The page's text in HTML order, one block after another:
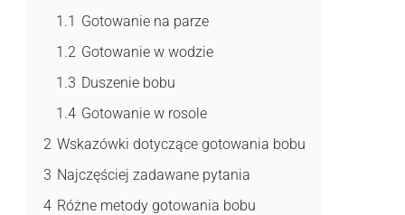
1.1 Gotowanie na parze
1.2 Gotowanie w wodzie
1.3 Duszenie bobu
1.4 Gotowanie w rosole
2 Wskazówki dotyczące gotowania bobu
3 Najczęściej zadawane pytania
4 Różne metody gotowania bobu